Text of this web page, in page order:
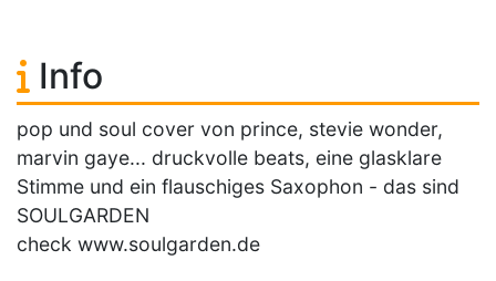
Info
pop und soul cover von prince, stevie wonder,
marvin gaye... druckvolle beats, eine glasklare
Stimme und ein flauschiges Saxophon - das sind
SOULGARDEN
check www.soulgarden.de